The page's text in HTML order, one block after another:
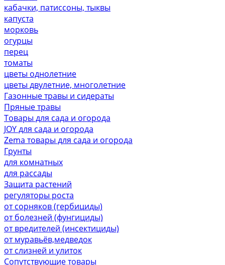
кабачки, патиссоны, тыквы
капуста
морковь
огурцы
перец
томаты
цветы однолетние
цветы двулетние, многолетние
Газонные травы и сидераты
Пряные травы
Товары для сада и огорода
JOY для сада и огорода
Zema товары для сада и огорода
Грунты
для комнатных
для рассады
Защита растений
регуляторы роста
от сорняков (гербициды)
от болезней (фунгициды)
от вредителей (инсектициды)
от муравьёв,медведок
от слизней и улиток
Сопутствующие товары